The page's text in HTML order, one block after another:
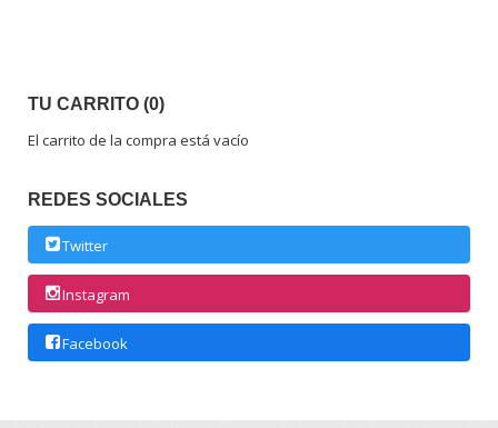
TU CARRITO (0)
El carrito de la compra está vacío
REDES SOCIALES
Twitter
Instagram
Facebook